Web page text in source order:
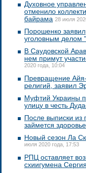
Духовное
отменило
байрама 28 июля
Порошенко
уголовным делом
В Саудовской
нем примут
2020 года, 10:04
Превращение
религий, заявил
Муфтий Украины
улицу в честь
После выписки
займется
Новый сезон Ла
июля 2020 года, 17:53
РПЦ оставляет
схиигумена